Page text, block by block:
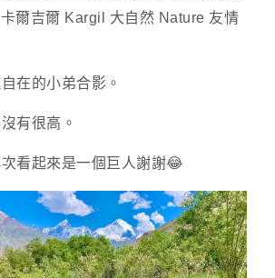
在的小弟合影。
有很高。
看起來是一個巨人謝謝😂